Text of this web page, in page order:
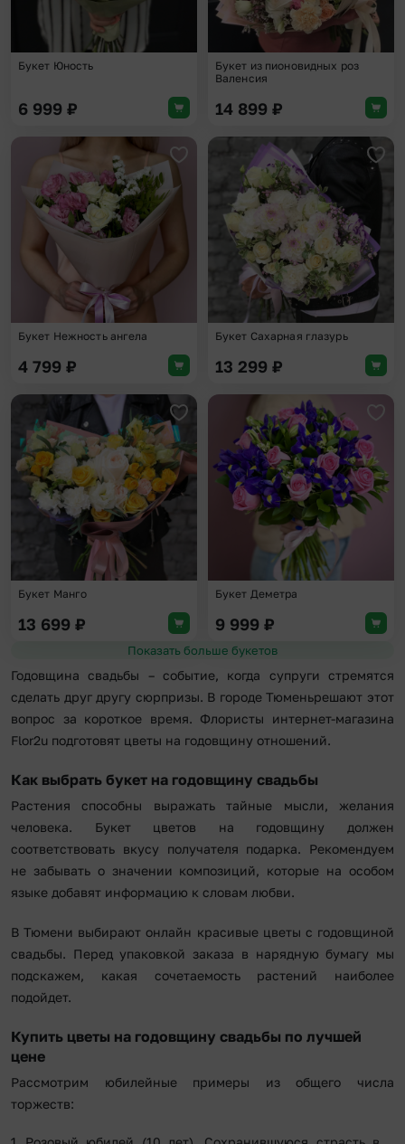
Букет Юность
6 999 ₽
Букет из пионовидных роз
Валенсия
14 899 ₽
Добавить в избранное
Букет Нежность ангела
4 799 ₽
Букет Сахарная глазурь
13 299 ₽
Добавить в избранное
Букет Манго
13 699 ₽
Букет Деметра
9 999 ₽
Показать больше букетов
Годовщина свадьбы – событие, когда супруги стремятся
сделать друг другу сюрпризы. В городе Тюменьрешают этот
вопрос за короткое время. Флористы интернет-магазина
Flor2u подготовят цветы на годовщину отношений.
Как выбрать букет на годовщину свадьбы
Растения способны выражать тайные мысли, желания
человека. Букет цветов на годовщину должен
соответствовать вкусу получателя подарка. Рекомендуем
не забывать о значении композиций, которые на особом
языке добавят информацию к словам любви.
В Тюмени выбирают онлайн красивые цветы с годовщиной
свадьбы. Перед упаковкой заказа в нарядную бумагу мы
подскажем, какая сочетаемость растений наиболее
подойдет.
Купить цветы на годовщину свадьбы по лучшей
цене
Рассмотрим юбилейные примеры из общего числа
торжеств: